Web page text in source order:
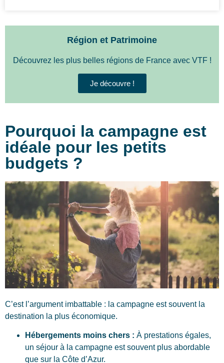
Région et Patrimoine
Découvrez les plus belles régions de France avec VTF !
Je découvre !
Pourquoi la campagne est
idéale pour les petits
budgets ?
C’est l’argument imbattable : la campagne est souvent la
destination la plus économique.
Hébergements moins chers : À prestations égales,
un séjour à la campagne est souvent plus abordable
que sur la Côte d’Azur.